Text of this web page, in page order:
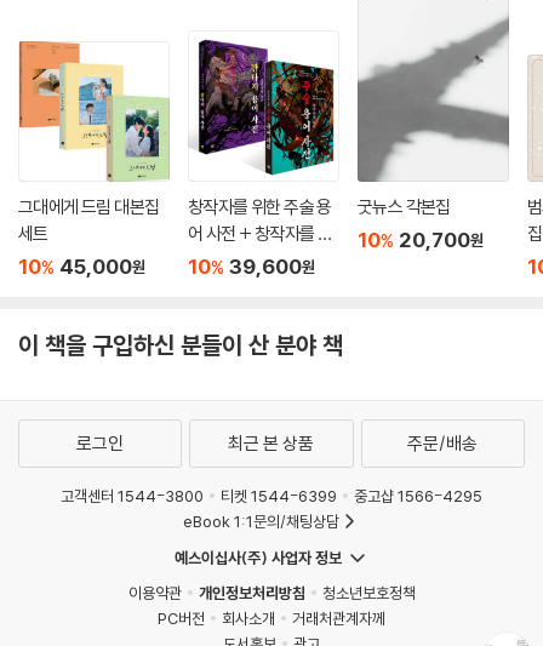
그대에게 드림 대본집
세트
10% 45,000원
창작자를 위한 주술 용
어 사전 + 창작자를 위
한 판타지 용어 사전 세
10% 39,600원
굿뉴스 각본집
10% 20,700원
집
이 책을 구입하신 분들이 산 분야 책
로그인 최근 본 상품 주문/배송
고객센터 1544-3800 티켓 1544-6399
중고샵 1566-4295
eBook 1:1문의/채팅상담
예스이십사(주) 사업자 정보
이용약관
개인정보처리방침
청소년보호정책
PC버전
회사소개
거래처관계자께